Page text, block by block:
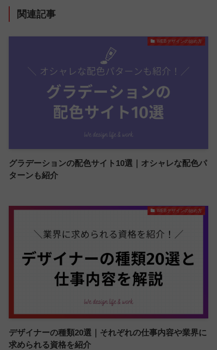
関連記事
WEBデザインの始め方
グラデーションの配色サイト10選｜オシャレな配色パ
ターンも紹介
WEBデザインの始め方
デザイナーの種類20選｜それぞれの仕事内容や業界に
求められる資格を紹介